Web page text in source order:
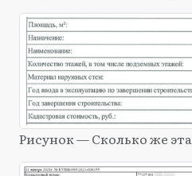
Рисунок — Сколько же